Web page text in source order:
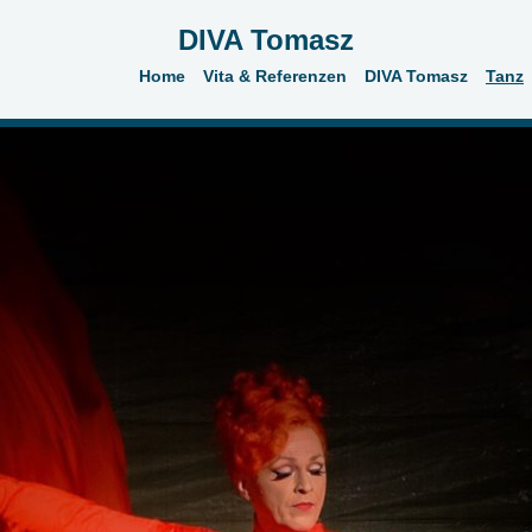
DIVA Tomasz
Home Vita & Referenzen DIVA Tomasz Tanz